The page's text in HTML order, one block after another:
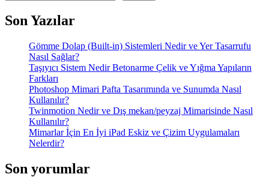
Son Yazılar
Gömme Dolap (Built-in) Sistemleri Nedir ve Yer Tasarrufu
Nasıl Sağlar?
Taşıyıcı Sistem Nedir Betonarme Çelik ve Yığma Yapıların
Farkları
Photoshop Mimari Pafta Tasarımında ve Sunumda Nasıl
Kullanılır?
Twinmotion Nedir ve Dış mekan/peyzaj Mimarisinde Nasıl
Kullanılır?
Mimarlar İçin En İyi iPad Eskiz ve Çizim Uygulamaları
Nelerdir?
Son yorumlar